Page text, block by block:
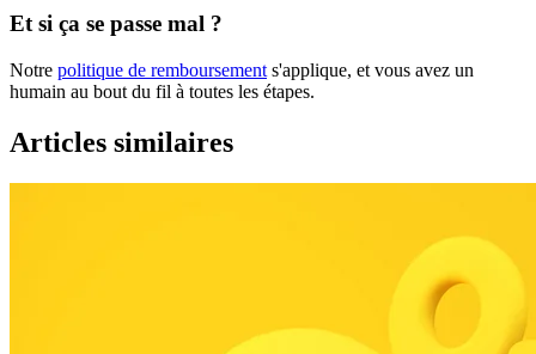
Et si ça se passe mal ?
Notre politique de remboursement s'applique, et vous avez un
humain au bout du fil à toutes les étapes.
Articles similaires